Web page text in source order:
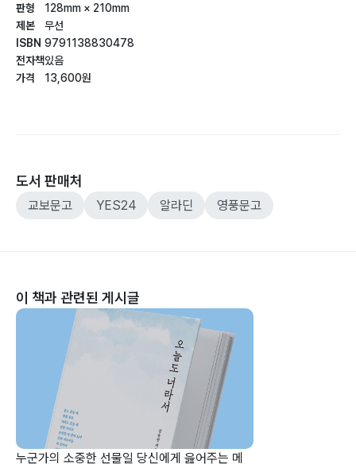
판형
제본
ISBN
전자책
가격
128mm × 210mm
무선
9791138830478
있음
13,600원
도서 판매처
교보문고 YES24 알라딘 영풍문고
이 책과 관련된 게시글
누군가의 소중한 선물일 당신에게 읊어주는 메